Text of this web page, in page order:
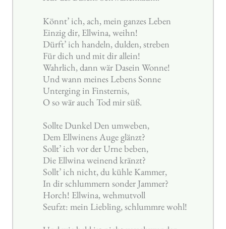
Könnt’ ich, ach, mein ganzes Leben
Einzig dir, Ellwina, weihn!
Dürft’ ich handeln, dulden, streben
Für dich und mit dir allein!
Wahrlich, dann wär Dasein Wonne!
Und wann meines Lebens Sonne
Unterging in Finsternis,
O so wär auch Tod mir süß.
Sollte Dunkel Den umweben,
Dem Ellwinens Auge glänzt?
Sollt’ ich vor der Urne beben,
Die Ellwina weinend kränzt?
Sollt’ ich nicht, du kühle Kammer,
In dir schlummern sonder Jammer?
Horch! Ellwina, wehmutvoll
Seufzt: mein Liebling, schlummre wohl!